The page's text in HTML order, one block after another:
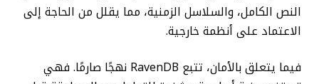
النص الكامل، والسلاسل الزمنية، مما يقلل من الحاجة إلى
الاعتماد على أنظمة خارجية.
فيما يتعلق بالأمان، تتبع RavenDB نهجًا صارمًا. فهي